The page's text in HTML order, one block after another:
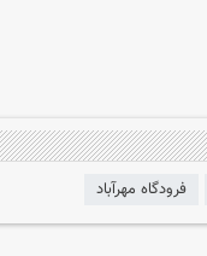
فرودگاه مهرآباد